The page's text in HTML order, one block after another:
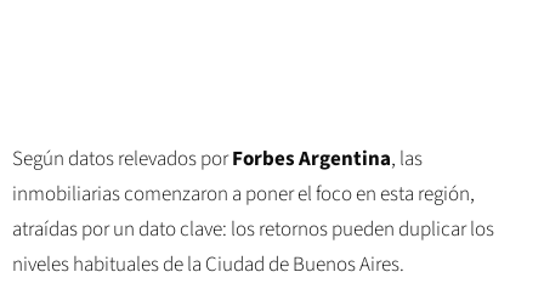
Según datos relevados porForbes Argentina, las
inmobiliarias comenzaron a poner el foco en esta región,
atraídas por un dato clave: los retornos pueden duplicar los
niveles habituales de la Ciudad de Buenos Aires.